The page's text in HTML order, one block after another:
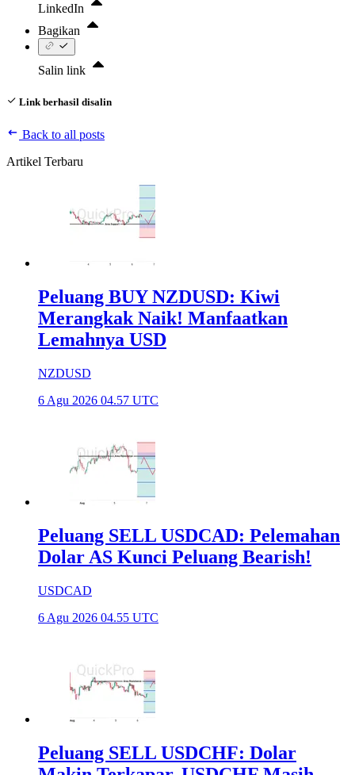
LinkedIn
Bagikan
Salin link
Link berhasil disalin
Back to all posts
Artikel Terbaru
Peluang BUY NZDUSD: Kiwi
Merangkak Naik! Manfaatkan
Lemahnya USD
NZDUSD
6 Agu 2026 04.57 UTC
Peluang SELL USDCAD: Pelemahan
Dolar AS Kunci Peluang Bearish!
USDCAD
6 Agu 2026 04.55 UTC
Peluang SELL USDCHF: Dolar